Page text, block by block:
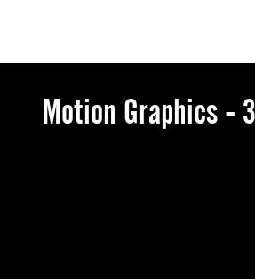
Motion Graphics -